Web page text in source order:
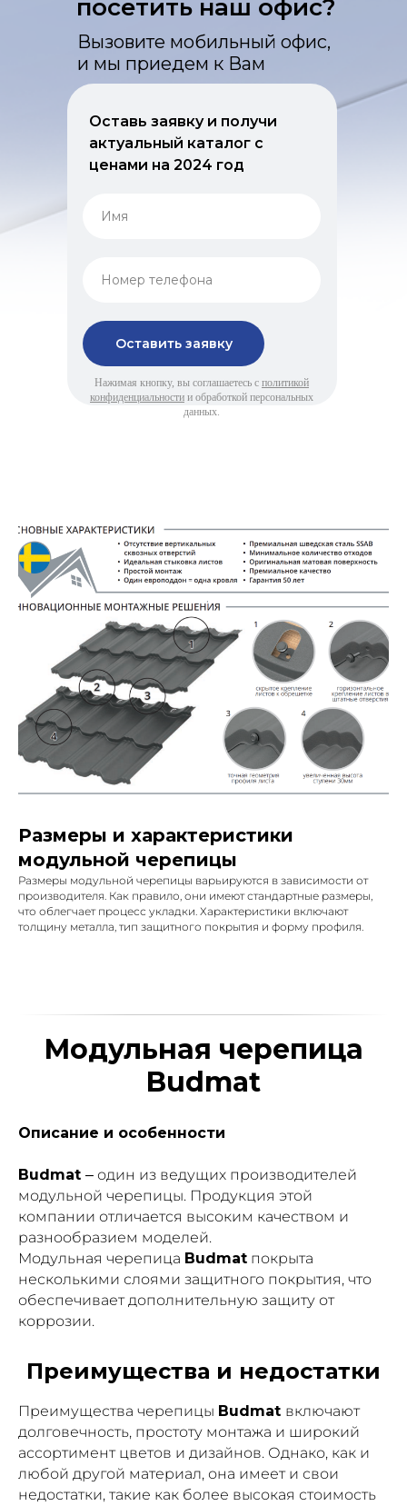
посетить наш офис?
Вызовите мобильный офис,
и мы приедем к Вам
Оставь заявку и получи
актуальный каталог с
ценами на 2024 год
Оставить заявку
Нажимая кнопку, вы соглашаетесь с политикой
конфиденциальности и обработкой персональных
данных.
Размеры и характеристики
модульной черепицы
Размеры модульной черепицы варьируются в зависимости от
производителя. Как правило, они имеют стандартные размеры,
что облегчает процесс укладки. Характеристики включают
толщину металла, тип защитного покрытия и форму профиля.
Модульная черепица
Budmat
Описание и особенности
Budmat – один из ведущих производителей
модульной черепицы. Продукция этой
компании отличается высоким качеством и
разнообразием моделей.
Модульная черепица Budmat покрыта
несколькими слоями защитного покрытия, что
обеспечивает дополнительную защиту от
коррозии.
Преимущества и недостатки
Преимущества черепицы Budmat включают
долговечность, простоту монтажа и широкий
ассортимент цветов и дизайнов. Однако, как и
любой другой материал, она имеет и свои
недостатки, такие как более высокая стоимость